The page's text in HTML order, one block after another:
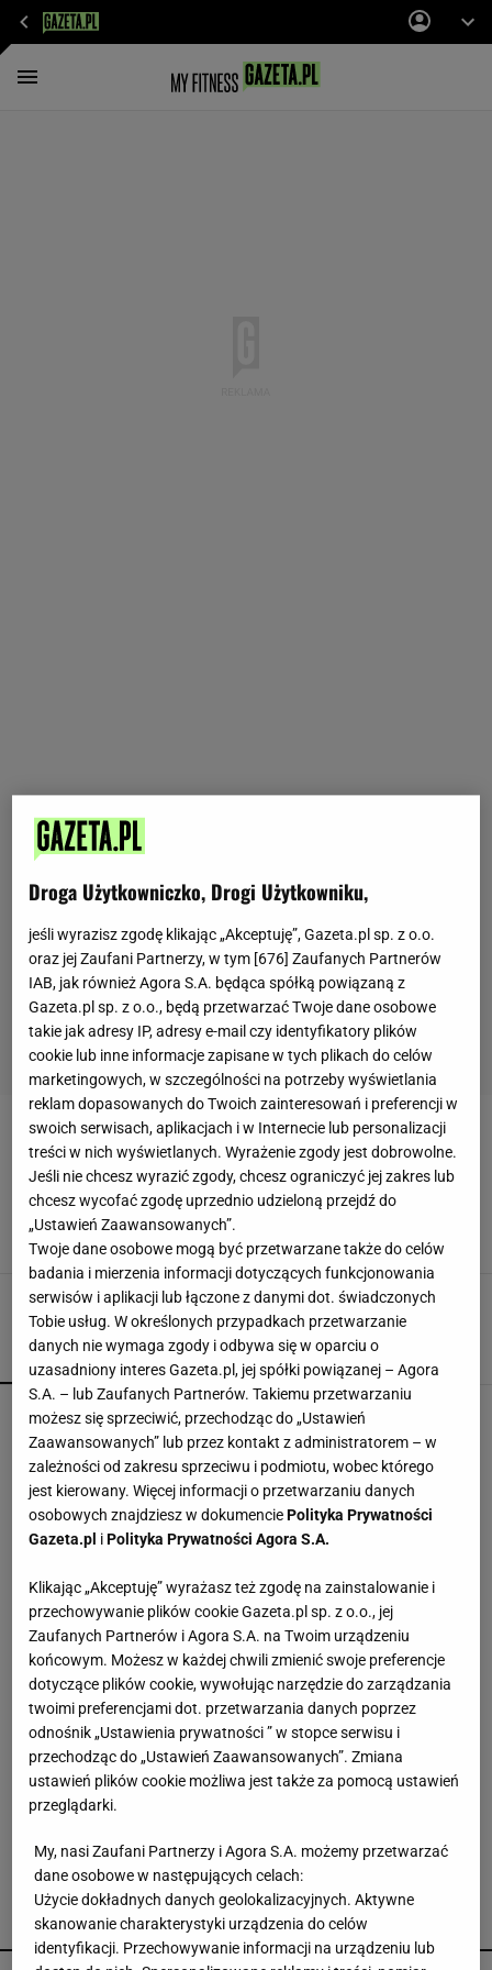
WYCIECZKI
Plecaki trekkingowe - wybierz najlepsze
modele na wymagające wyprawy
AKCESORIA GÓRY
POPULARNE NAJNOWSZE
Chcą likwidacji systemu kaucyjnego. Projekt już
w Sejmie. Zaskakujące poparcie. "Zrobiliśmy z
ludzi śmieciarzy"
Musk: "Pieniądze nie będą miały znaczenia w
2036 roku". Ekonomiści: To mrzonka i
autorytarna utopia
Jeden z najbardziej poszukiwanych ludzi na
świecie już w areszcie
Waldemar Żurek: Ogrywamy prezydenta. To nasz
wielki sukces
Putin rozmawiał ze zmarłym wojskowym?
POLECAMY
Droga Użytkowniczko, Drogi Użytkowniku,
jeśli wyrazisz zgodę klikając „Akceptuję”, Gazeta.pl sp. z o.o.
oraz jej Zaufani Partnerzy, w tym [676] Zaufanych Partnerów
IAB, jak również Agora S.A. będąca spółką powiązaną z
Gazeta.pl sp. z o.o., będą przetwarzać Twoje dane osobowe
takie jak adresy IP, adresy e-mail czy identyfikatory plików
cookie lub inne informacje zapisane w tych plikach do celów
marketingowych, w szczególności na potrzeby wyświetlania
reklam dopasowanych do Twoich zainteresowań i preferencji w
swoich serwisach, aplikacjach i w Internecie lub personalizacji
treści w nich wyświetlanych. Wyrażenie zgody jest dobrowolne.
Jeśli nie chcesz wyrazić zgody, chcesz ograniczyć jej zakres lub
chcesz wycofać zgodę uprzednio udzieloną przejdź do
„Ustawień Zaawansowanych”.
Twoje dane osobowe mogą być przetwarzane także do celów
badania i mierzenia informacji dotyczących funkcjonowania
serwisów i aplikacji lub łączone z danymi dot. świadczonych
Tobie usług. W określonych przypadkach przetwarzanie
danych nie wymaga zgody i odbywa się w oparciu o
uzasadniony interes Gazeta.pl, jej spółki powiązanej – Agora
S.A. – lub Zaufanych Partnerów. Takiemu przetwarzaniu
możesz się sprzeciwić, przechodząc do „Ustawień
Zaawansowanych” lub przez kontakt z administratorem – w
zależności od zakresu sprzeciwu i podmiotu, wobec którego
jest kierowany. Więcej informacji o przetwarzaniu danych
osobowych znajdziesz w dokumenciePolityka Prywatności
Gazeta.pl iPolityka Prywatności Agora S.A.
Klikając „Akceptuję” wyrażasz też zgodę na zainstalowanie i
przechowywanie plików cookie Gazeta.pl sp. z o.o., jej
Zaufanych Partnerów i Agora S.A. na Twoim urządzeniu
końcowym. Możesz w każdej chwili zmienić swoje preferencje
dotyczące plików cookie, wywołując narzędzie do zarządzania
twoimi preferencjami dot. przetwarzania danych poprzez
odnośnik „Ustawienia prywatności ” w stopce serwisu i
przechodząc do „Ustawień Zaawansowanych”. Zmiana
ustawień plików cookie możliwa jest także za pomocą ustawień
przeglądarki.
My, nasi Zaufani Partnerzy i Agora S.A. możemy przetwarzać
dane osobowe w następujących celach:
Użycie dokładnych danych geolokalizacyjnych. Aktywne
skanowanie charakterystyki urządzenia do celów
identyfikacji. Przechowywanie informacji na urządzeniu lub